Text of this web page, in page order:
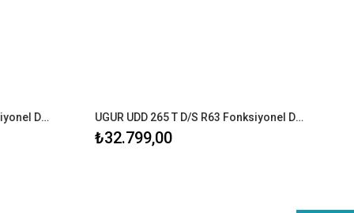
UGUR UDD 365 T D/S R63 Fonksiyonel Dondurucu UGUR UDD 265 T D/S R63 Fonksiyonel Dondurucu
₺32.799,00